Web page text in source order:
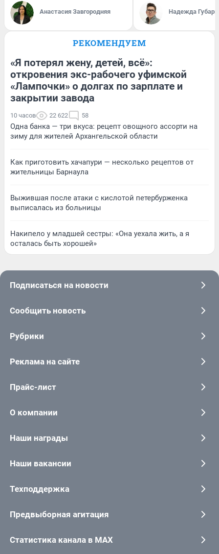
Анастасия Завгородняя Надежда Губарь
РЕКОМЕНДУЕМ
«Я потерял жену, детей, всё»:
откровения экс-рабочего уфимской
«Лампочки» о долгах по зарплате и
закрытии завода
10 часов 22 622 58
Одна банка — три вкуса: рецепт овощного ассорти на
зиму для жителей Архангельской области
Как приготовить хачапури — несколько рецептов от
жительницы Барнаула
Выжившая после атаки с кислотой петербурженка
выписалась из больницы
Накипело у младшей сестры: «Она уехала жить, а я
осталась быть хорошей»
Подписаться на новости
Сообщить новость
Рубрики
Реклама на сайте
Прайс-лист
О компании
Наши награды
Наши вакансии
Техподдержка
Предвыборная агитация
Статистика канала в MAX